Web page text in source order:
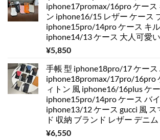
iphone17promax/16pro ケース
ン iphone16/15 レザー ケース
iphone15pro/14pro ケース キ
iphone14/13 ケース 大人可愛
¥5,850
手帳 型 iphone18pro/17 ケース
iphone18promax/17pro/16pro
ィトン 風 iphone16/16plus ケ
iphone15pro/14pro ケース バ
iphone13/12 ケース gucci 風
ド 収納 ブランド レザー デニム
¥6,550